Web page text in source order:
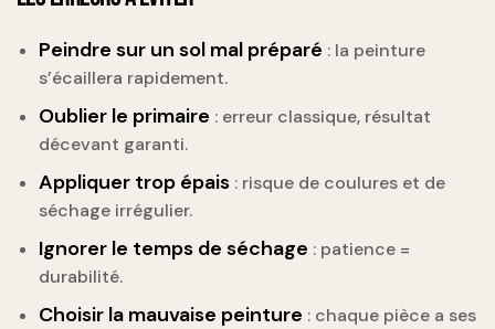
Peindre sur un sol mal préparé : la peinture
s’écaillera rapidement.
Oublier le primaire : erreur classique, résultat
décevant garanti.
Appliquer trop épais : risque de coulures et de
séchage irrégulier.
Ignorer le temps de séchage : patience =
durabilité.
Choisir la mauvaise peinture : chaque pièce a ses